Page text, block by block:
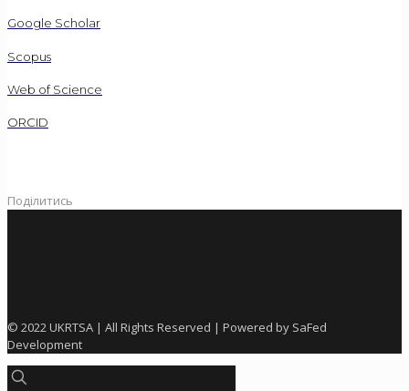
Google Scholar
Scopus
Web of Science
ORCID
Поділитись
© 2022 UKRTSA | All Rights Reserved | Powered by SaFed
Development